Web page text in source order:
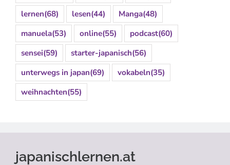
lernen(68) lesen(44) Manga(48)
manuela(53) online(55) podcast(60)
sensei(59) starter-japanisch(56)
unterwegs in japan(69) vokabeln(35)
weihnachten(55)
japanischlernen.at